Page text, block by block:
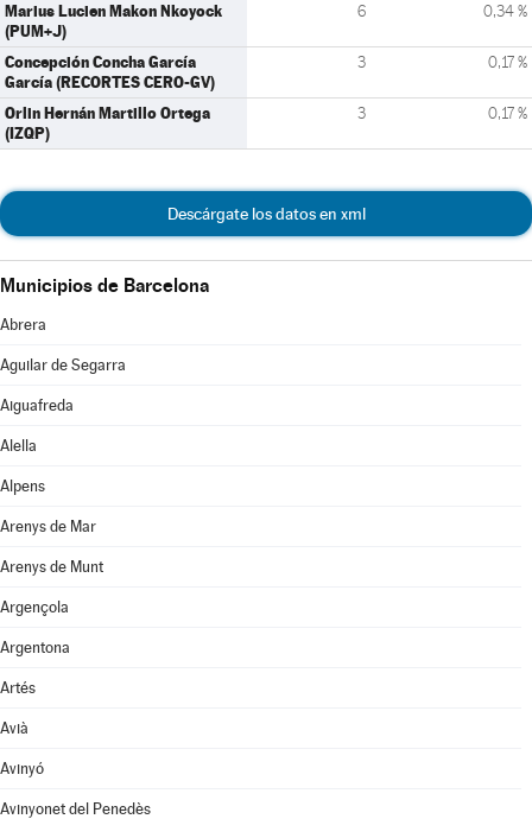
Marius Lucien Makon Nkoyock
(PUM+J)
6 0,34 %
Concepción Concha García
García (RECORTES CERO-GV)
3 0,17 %
Orlin Hernán Martillo Ortega
(IZQP)
3 0,17 %
Descárgate los datos en xml
Municipios de Barcelona
Abrera
Aguilar de Segarra
Aiguafreda
Alella
Alpens
Arenys de Mar
Arenys de Munt
Argençola
Argentona
Artés
Avià
Avinyó
Avinyonet del Penedès